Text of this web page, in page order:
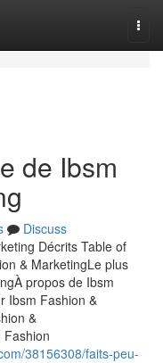
de Ibsm
Discuss
Décrits Table of
& MarketingLe plus
propos de Ibsm
Ibsm Fashion &
&
Fashion
38156308/faits-peu-